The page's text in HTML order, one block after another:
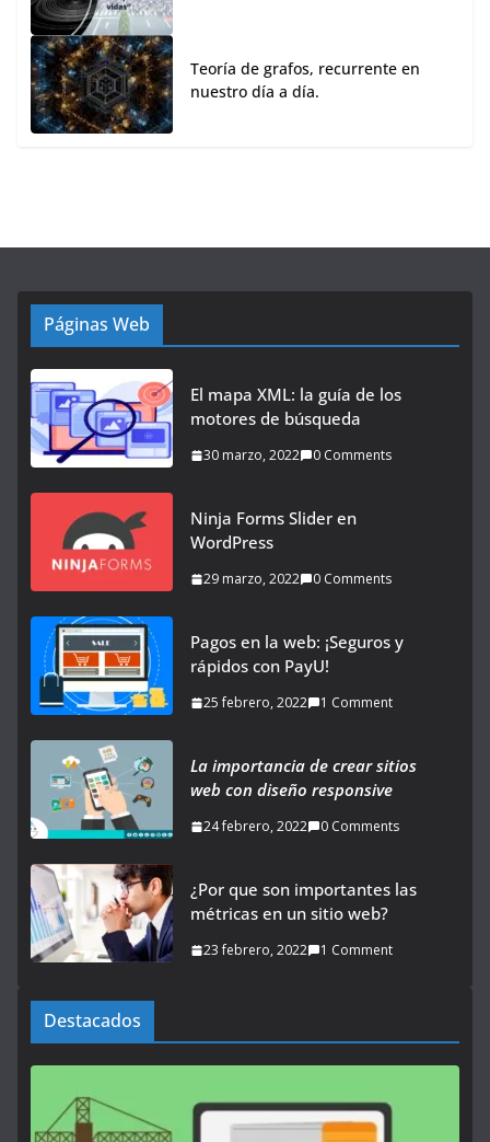
Teoría de grafos, recurrente en
nuestro día a día.
Páginas Web
El mapa XML: la guía de los
motores de búsqueda
30 marzo, 2022 0 Comments
Ninja Forms Slider en
WordPress
29 marzo, 2022 0 Comments
Pagos en la web: ¡Seguros y
rápidos con PayU!
25 febrero, 2022 1 Comment
La importancia de crear sitios
web con diseño responsive
24 febrero, 2022 0 Comments
¿Por que son importantes las
métricas en un sitio web?
23 febrero, 2022 1 Comment
Destacados